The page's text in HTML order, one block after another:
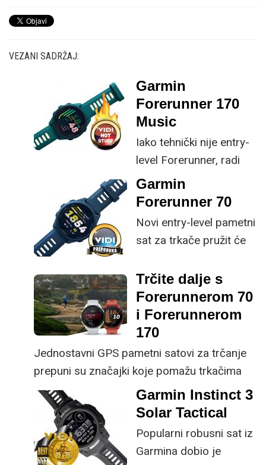
VEZANI SADRŽAJ:
Garmin
Forerunner 170
Music
Iako tehnički nije entry-
level Forerunner, radi
nešto jeftinijeg 70
modela, možemo ga
korakom u gami. Radi
se o vrlo sličnim
par dodatnih senzora,
softverskih dodataka,
NFC i slušanje glazbe
bez mobitela (u Music
verziji sata).
Garmin
Forerunner 70
Novi entry-level pametni
sat za trkače pružit će
dobro trajanje baterije,
precizno mjerenje
podataka i ugodno
cjelodnevno nošenje
zahvaljujući niskoj masi
uređaja. Ukratko,
uloženog i dobivenog –
pogotovo za
rekreativce.
Trčite dalje s
Forerunnerom 70
i Forerunnerom
170
Jednostavni GPS pametni satovi za trčanje
prepuni su značajki koje pomažu trkačima
svih razina da postignu svoje ciljeve.
Garmin Instinct 3
Solar Tactical
Popularni robusni sat iz
Garmina dobio je